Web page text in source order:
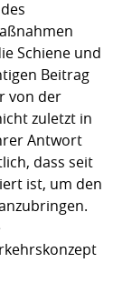
Schiene und
Beitrag
von der
zuletzt in
Antwort
dass seit
ist, um den